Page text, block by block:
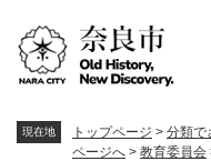
現在地 トップページ > 分類で
ページへ > 教育委員会